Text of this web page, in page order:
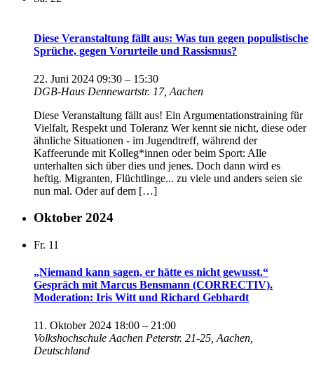
Diese Veranstaltung fällt aus: Was tun gegen populistische
Sprüche, gegen Vorurteile und Rassismus?
22. Juni 2024 09:30 – 15:30
DGB-Haus Dennewartstr. 17, Aachen
Diese Veranstaltung fällt aus! Ein Argumentationstraining für
Vielfalt, Respekt und Toleranz Wer kennt sie nicht, diese oder
ähnliche Situationen - im Jugendtreff, während der
Kaffeerunde mit Kolleg*innen oder beim Sport: Alle
unterhalten sich über dies und jenes. Doch dann wird es
heftig. Migranten, Flüchtlinge... zu viele und anders seien sie
nun mal. Oder auf dem […]
Oktober 2024
Fr. 11
„Niemand kann sagen, er hätte es nicht gewusst.“
Gespräch mit Marcus Bensmann (CORRECTIV).
Moderation: Iris Witt und Richard Gebhardt
11. Oktober 2024 18:00 – 21:00
Volkshochschule Aachen Peterstr. 21-25, Aachen,
Deutschland